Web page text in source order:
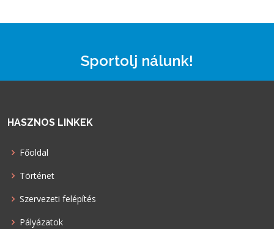
Sportolj nálunk!
HASZNOS LINKEK
Főoldal
Történet
Szervezeti felépítés
Pályázatok